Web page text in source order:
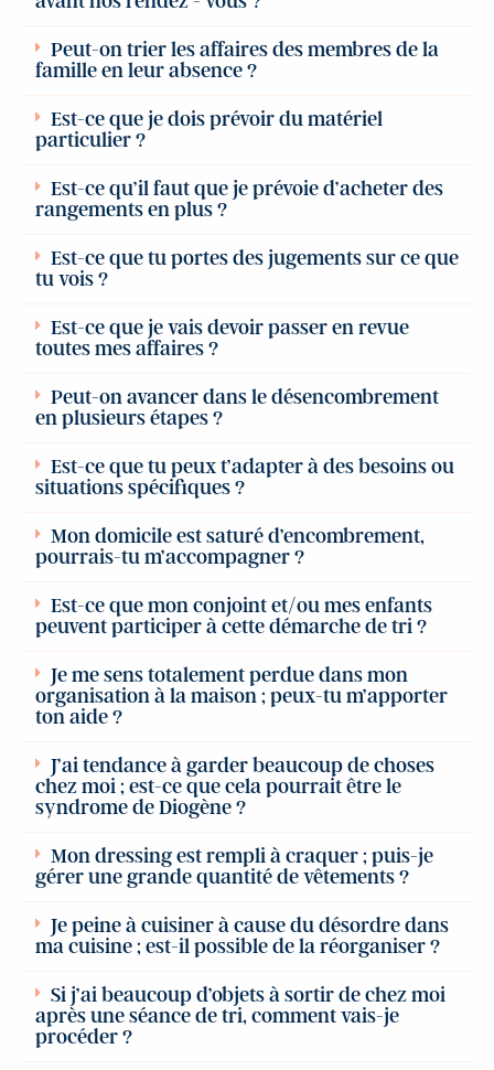
Peut-on trier les affaires des membres de la
famille en leur absence ?
Est-ce que je dois prévoir du matériel
particulier ?
Est-ce qu’il faut que je prévoie d’acheter des
rangements en plus ?
Est-ce que tu portes des jugements sur ce que
tu vois ?
Est-ce que je vais devoir passer en revue
toutes mes affaires ?
Peut-on avancer dans le désencombrement
en plusieurs étapes ?
Est-ce que tu peux t’adapter à des besoins ou
situations spécifiques ?
Mon domicile est saturé d’encombrement,
pourrais-tu m’accompagner ?
Est-ce que mon conjoint et/ou mes enfants
peuvent participer à cette démarche de tri ?
Je me sens totalement perdue dans mon
organisation à la maison ; peux-tu m’apporter
ton aide ?
J’ai tendance à garder beaucoup de choses
chez moi ; est-ce que cela pourrait être le
syndrome de Diogène ?
Mon dressing est rempli à craquer ; puis-je
gérer une grande quantité de vêtements ?
Je peine à cuisiner à cause du désordre dans
ma cuisine ; est-il possible de la réorganiser ?
Si j’ai beaucoup d’objets à sortir de chez moi
après une séance de tri, comment vais-je
procéder ?